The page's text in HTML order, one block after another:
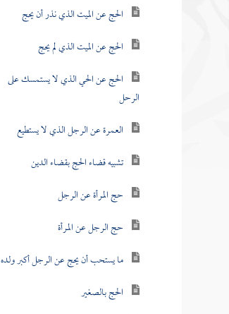
الحج عن الميت الذي نذر أن يحج
الحج عن الميت الذي لم يحج
الحج عن الحي الذي لا يستمسك على
الرحل
العمرة عن الرجل الذي لا يستطيع
تشبيه قضاء الحج بقضاء الدين
حج المرأة عن الرجل
حج الرجل عن المرأة
ما يستحب أن يحج عن الرجل أكبر ولده
الحج بالصغير